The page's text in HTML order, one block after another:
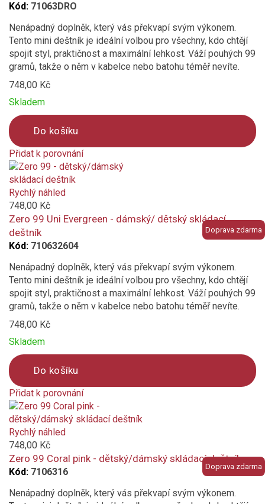
Kód: 71063DRO
Nenápadný doplněk, který vás překvapí svým výkonem.
Tento mini deštník je ideální volbou pro všechny, kdo chtějí
spojit styl, praktičnost a maximální lehkost. Váží pouhých 99
gramů, takže o něm v kabelce nebo batohu téměř nevíte.
748,00 Kč
Skladem
Do košíku
Přidat k porovnání
Product
is
added
to
compare
Doprava zdarma
Rychlý náhled
748,00 Kč
Zero 99 Uni Evergreen - dámský/ dětský skládací
deštník
Kód: 710632604
Nenápadný doplněk, který vás překvapí svým výkonem.
Tento mini deštník je ideální volbou pro všechny, kdo chtějí
spojit styl, praktičnost a maximální lehkost. Váží pouhých 99
gramů, takže o něm v kabelce nebo batohu téměř nevíte.
748,00 Kč
Skladem
Do košíku
Přidat k porovnání
Product
is
added
to
compare
Doprava zdarma
Rychlý náhled
748,00 Kč
Zero 99 Coral pink - dětský/dámský skládací deštník
Kód: 7106316
Nenápadný doplněk, který vás překvapí svým výkonem.